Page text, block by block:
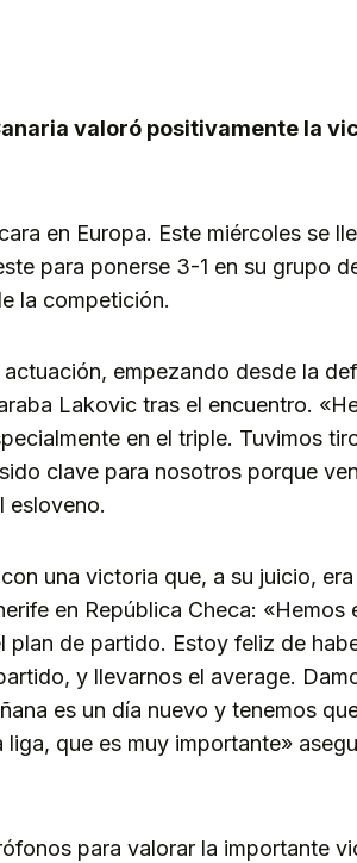
valoró positivamente la
en Europa. Este miércoles se
para ponerse 3-1 en su grupo
la competición.
empezando desde la
Lakovic tras el encuentro.
en el triple. Tuvimos
clave para nosotros porque
esloveno.
una victoria que, a su juicio, era
en República Checa: «Hemos
plan de partido. Estoy feliz de
y llevarnos el average.
es un día nuevo y tenemos
que es muy importante»
para valorar la importante